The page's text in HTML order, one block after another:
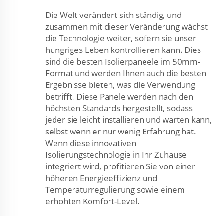
Die Welt verändert sich ständig, und
zusammen mit dieser Veränderung wächst
die Technologie weiter, sofern sie unser
hungriges Leben kontrollieren kann. Dies
sind die besten Isolierpaneele im 50mm-
Format und werden Ihnen auch die besten
Ergebnisse bieten, was die Verwendung
betrifft. Diese Panele werden nach den
höchsten Standards hergestellt, sodass
jeder sie leicht installieren und warten kann,
selbst wenn er nur wenig Erfahrung hat.
Wenn diese innovativen
Isolierungstechnologie in Ihr Zuhause
integriert wird, profitieren Sie von einer
höheren Energieeffizienz und
Temperaturregulierung sowie einem
erhöhten Komfort-Level.